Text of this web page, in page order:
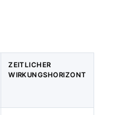
ZEITLICHER
WIRKUNGSHORIZONT